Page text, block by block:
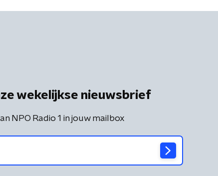
wekelijkse nieuwsbrief
NPO Radio 1 in jouw mailbox